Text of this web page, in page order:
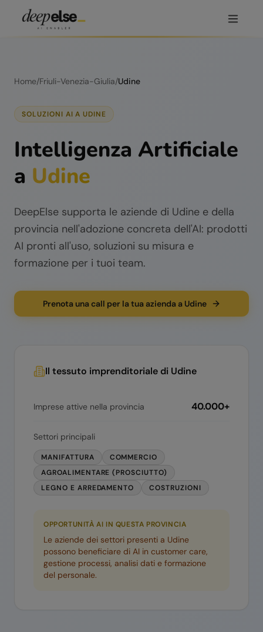
Home/Friuli-Venezia-Giulia/Udine
SOLUZIONI AI AUDINE
Intelligenza Artificiale
a Udine
DeepElse supporta le aziende di Udine e della
provincia nell'adozione concreta dell'AI: prodotti
AI pronti all'uso, soluzioni su misura e
formazione per i tuoi team.
Prenota una call per la tua azienda a Udine
Il tessuto imprenditoriale di Udine
Imprese attive nella provincia 40.000+
Settori principali
MANIFATTURA
COMMERCIO
AGROALIMENTARE (PROSCIUTTO)
LEGNO E ARREDAMENTO
COSTRUZIONI
OPPORTUNITÀ AI IN QUESTA PROVINCIA
Le aziende dei settori presenti a Udine
possono beneficiare di AI in customer care,
gestione processi, analisi dati e formazione
del personale.